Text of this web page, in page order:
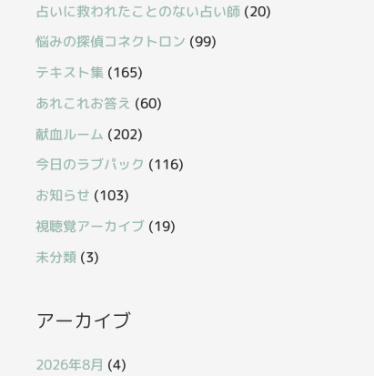
占いに救われたことのない占い師 (20)
悩みの探偵コネクトロン (99)
テキスト集 (165)
あれこれお答え (60)
献血ルーム (202)
今日のラブパック (116)
お知らせ (103)
視聴覚アーカイブ (19)
未分類 (3)
アーカイブ
2026年8月 (4)